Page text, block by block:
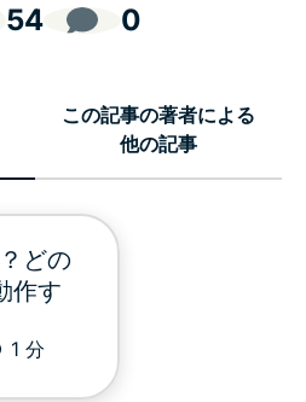
54 0
この記事の著者による
他の記事
どの
作す
1 分